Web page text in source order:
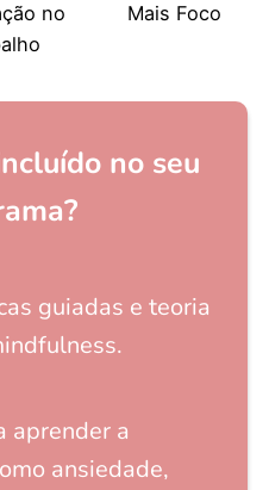
no
Mais Foco
no seu
guiadas e teoria
aprender a
ansiedade,